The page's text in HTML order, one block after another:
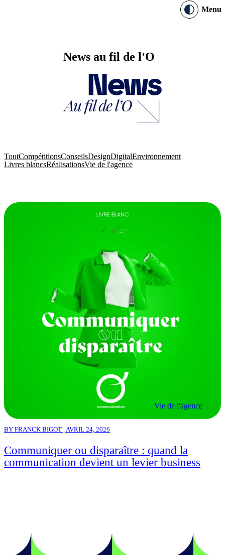
Menu
News au fil de l'O
ToutCompétitionsConseilsDesignDigitalEnvironnement
Livres blancsRéalisationsVie de l'agence
Vie de l'agence
BY FRANCK BIGOT | AVRIL 24, 2026
Communiquer ou disparaître : quand la
communication devient un levier business